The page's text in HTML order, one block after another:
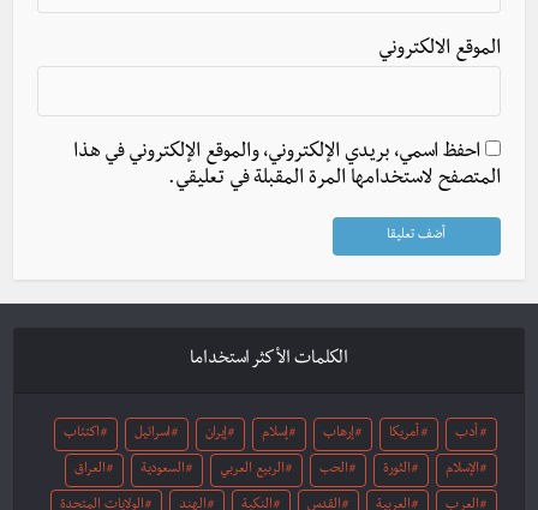
الموقع الالكتروني
احفظ اسمي، بريدي الإلكتروني، والموقع الإلكتروني في هذا
المتصفح لاستخدامها المرة المقبلة في تعليقي.
الكلمات الأكثر استخداما
أدب أمريكا إرهاب إسلام إيران اسرائيل اكتئاب
الإسلام الثورة الحب الربيع العربي السعودية العراق
العرب العربية القدس النكبة الهند الولايات المتحدة